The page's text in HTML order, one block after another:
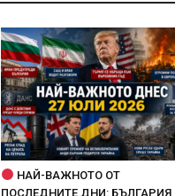
НАЙ-ВАЖНОТО ОТ
ПОСЛЕДНИТЕ ДНИ: БЪЛГАРИЯ,